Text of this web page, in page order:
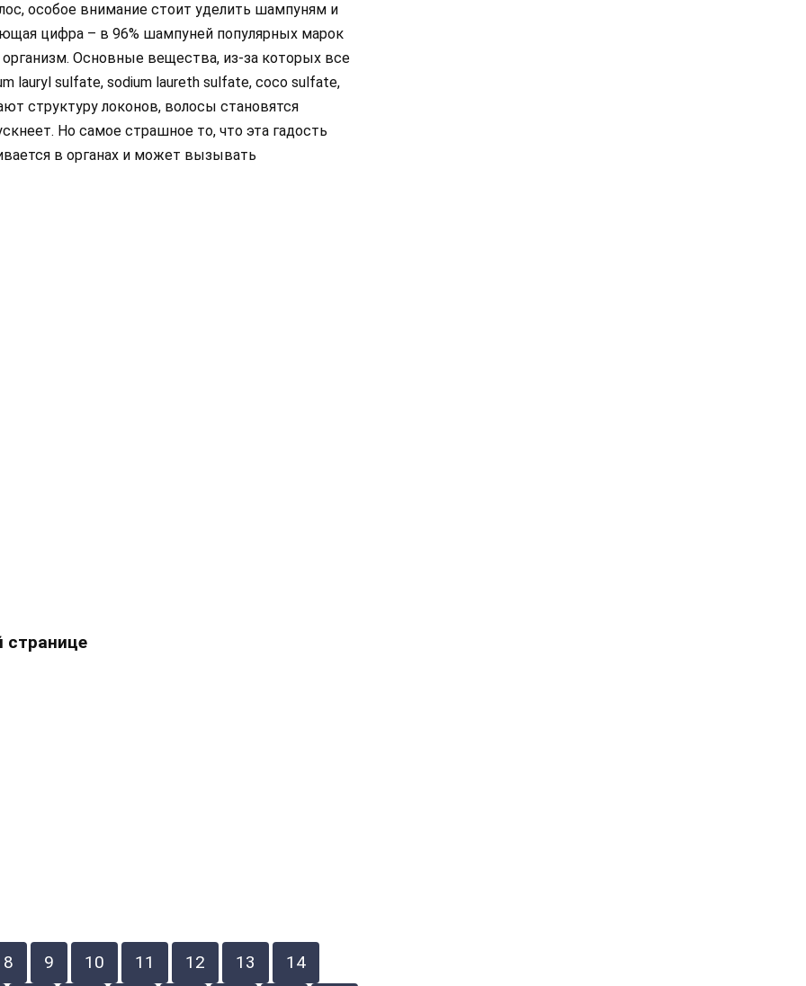
особое внимание стоит уделить шампуням и
цифра – в 96% шампуней популярных марок
Основные вещества, из-за которых все
lauryl sulfate, sodium laureth sulfate, coco sulfate,
структуру локонов, волосы становятся
Но самое страшное то, что эта гадость
в органах и может вызывать
8 9 10 11 12 13
14